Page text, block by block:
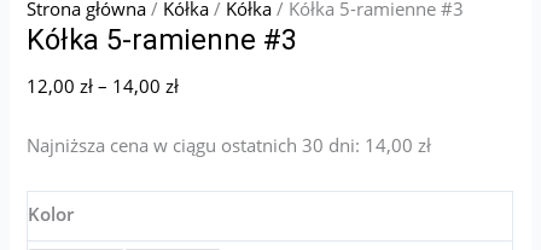
Strona główna / Kółka / Kółka / Kółka 5-ramienne #3
Kółka 5-ramienne #3
12,00zł – 14,00zł
Najniższa cena w ciągu ostatnich 30 dni: 14,00zł
Kolor